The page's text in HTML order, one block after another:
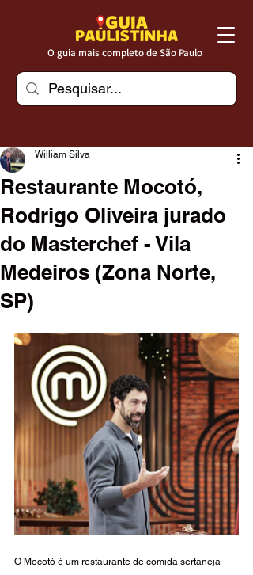
O guia mais completo de São Paulo
Restaurante Mocotó,
Rodrigo Oliveira jurado
do Masterchef - Vila
Medeiros (Zona Norte,
SP)
William Silva
O Mocotó é um restaurante de comida sertaneja